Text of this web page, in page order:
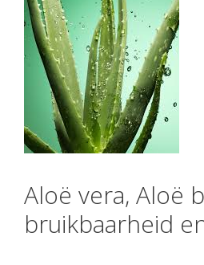
Aloë vera, Aloë
bruikbaarheid